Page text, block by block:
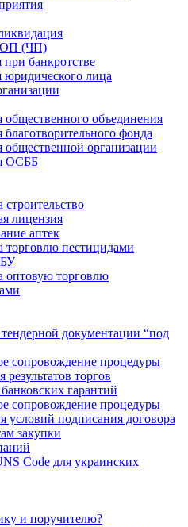
(ЧП)
банкротстве
лица
общественного объединения
благотворительного фонда
общественной организации
ОСББ
лицензия
аптек
торговлю пестицидами
оптовую торговлю
документации “под
сопровождение процедуры
результатов торгов
гарантий
сопровождение процедуры
условий подписания договора
закупки
Code для украинских
и поручителю?